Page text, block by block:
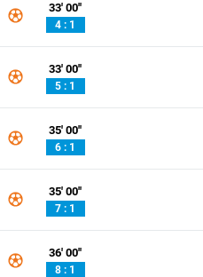
33' 00''
4 : 1
33' 00''
5 : 1
35' 00''
6 : 1
35' 00''
7 : 1
36' 00''
8 : 1